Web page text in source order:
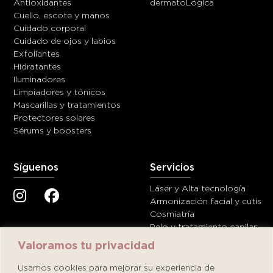
Valoramos tu privacidad
Usamos cookies para mejorar su experiencia de
Antioxidantes
Cuello, escote y manos
Cuidado corporal
Cuidado de ojos y labios
Exfoliantes
Hidratantes
Iluminadores
Limpiadores y tónicos
Mascarillas y tratamientos
Protectores solares
Sérums y boosters
dermatoLógica
Síguenos Servicios
Láser y Alta tecnología
Armonización facial y cutis
Cosmiatría
Pelo y tratamiento capilar
Ayuda Contáctanos